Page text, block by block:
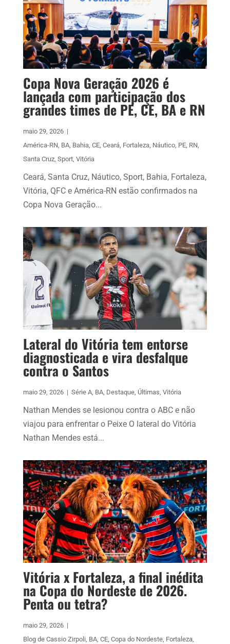
Copa Nova Geração 2026 é
lançada com participação dos
grandes times de PE, CE, BA e RN
maio 29, 2026 |
América-RN, BA, Bahia, CE, Ceará, Fortaleza, Náutico, PE, RN,
Santa Cruz, Sport, Vitória
Ceará, Santa Cruz, Náutico, Sport, Bahia, Fortaleza,
Vitória, QFC e América-RN estão confirmados na
Copa Nova Geração...
Lateral do Vitória tem entorse
diagnosticada e vira desfalque
contra o Santos
maio 29, 2026 | Série A, BA, Destaque, Últimas, Vitória
Nathan Mendes se lesionou contra o ABC e não
viajou para enfrentar o Peixe O lateral do Vitória
Nathan Mendes está...
Vitória x Fortaleza, a final inédita
na Copa do Nordeste de 2026.
Penta ou tetra?
maio 29, 2026 |
Blog de Cassio Zirpoli, BA, CE, Copa do Nordeste, Fortaleza,